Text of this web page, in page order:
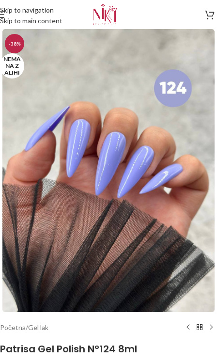
Skip to navigation
Skip to main content
-38%
NEMA
NA Z
ALIHI
Početna/Gel lak
Patrisa Gel Polish N°124 8ml